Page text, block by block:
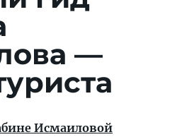
—
Исмаиловой